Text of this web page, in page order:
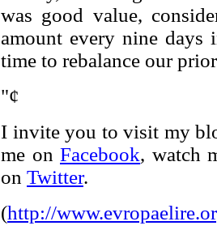
was good value,
amount every nine days
time to rebalance our
"¢
I invite you to visit my
me onFacebook, watch
on Twitter.
(http://